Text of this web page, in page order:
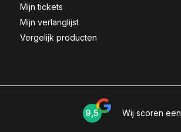
Mijn tickets
Mijn verlanglijst
Vergelijk producten
9,5 Wij scoren een